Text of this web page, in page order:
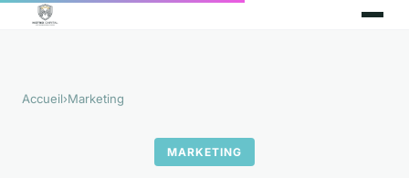
Accueil›Marketing
MARKETING